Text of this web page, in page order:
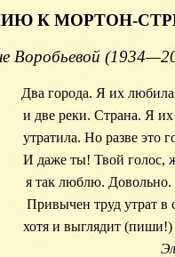
К МОРТОН-
Воробьевой
Два города. Я их
и две реки. Страна. Я
утратила. Но разве это
И даже ты! Твой голос,
я так люблю.
Привычен труд утрат в
хотя и выглядит (пиши!)